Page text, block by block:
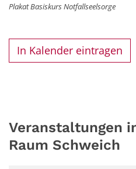
Plakat Basiskurs Notfallseelsorge
In Kalender eintragen
Veranstaltungen
Raum Schweich